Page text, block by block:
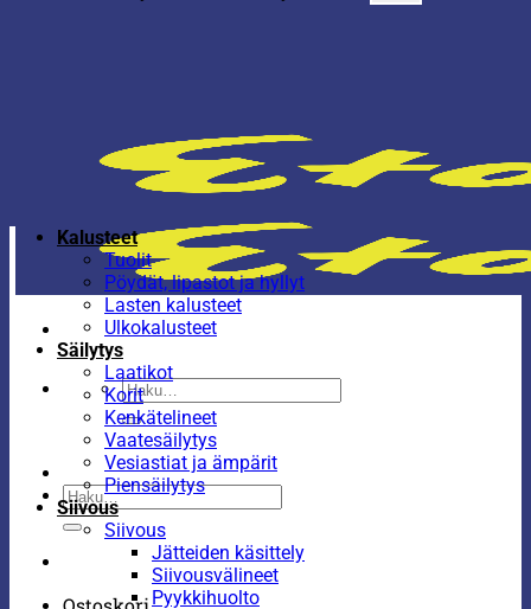
Etsi:
Etsi:
Kalusteet
Tuolit
Pöydät, lipastot ja hyllyt
Lasten kalusteet
Ulkokalusteet
Säilytys
Laatikot
Korit
Kenkätelineet
Vaatesäilytys
Vesiastiat ja ämpärit
Piensäilytys
Siivous
Siivous
Jätteiden käsittely
Siivousvälineet
Pyykkihuolto